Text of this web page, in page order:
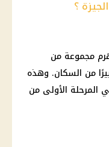
؟
مجموعة من
من السكان. وهذه
الأولى من